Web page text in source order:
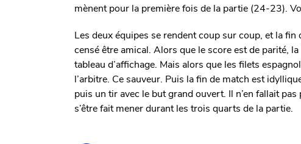
mènent pour la première fois de la partie (24-23).
Les deux équipes se rendent coup sur coup, et la
censé être amical. Alors que le score est de parité,
tableau d’affichage. Mais alors que les filets
l’arbitre. Ce sauveur. Puis la fin de match est
puis un tir avec le but grand ouvert. Il n’en fallait
s’être fait mener durant les trois quarts de la partie.